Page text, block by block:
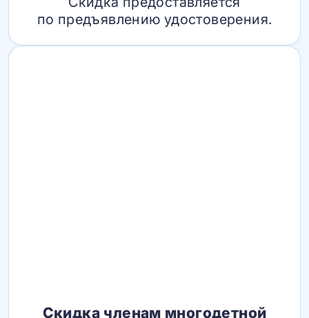
по предъявлению удостоверения.
Скидка членам многодетной